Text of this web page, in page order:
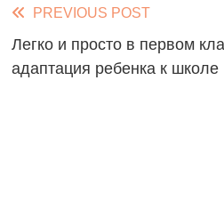
Read
more
articles
PREVIOUS POST
Легко и просто в первом
адаптация ребенка к школе